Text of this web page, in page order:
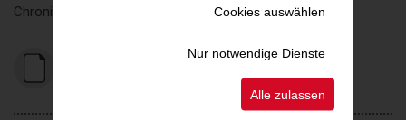
Cookies auswählen
Nur notwendige Dienste
Alle zulassen
Chronik Österreich | Einladung